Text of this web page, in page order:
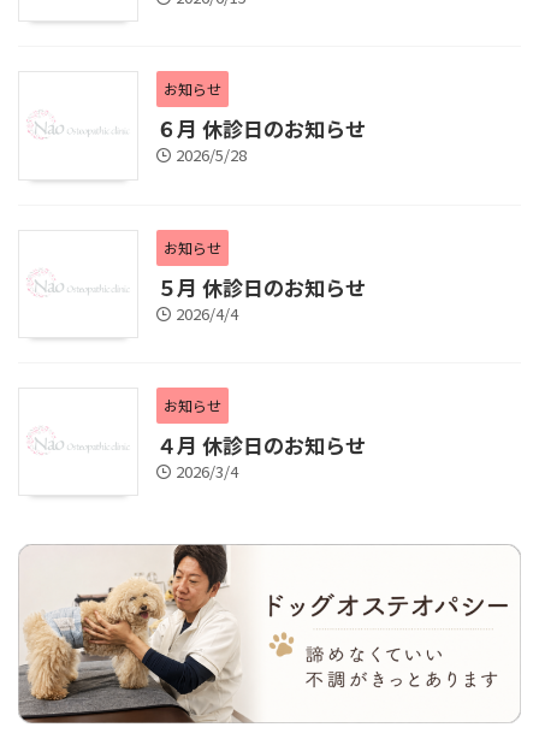
お知らせ
６月 休診日のお知らせ
2026/5/28
お知らせ
５月 休診日のお知らせ
2026/4/4
お知らせ
４月 休診日のお知らせ
2026/3/4